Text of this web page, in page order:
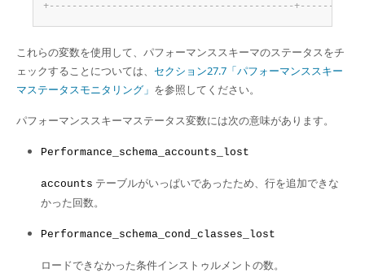
+- - - - - - - - - - - - - - - - - - - - - - - - - - - - - - - - - - - - - - - - - - -+- - - - - -
これらの変数を使用して、パフォーマンススキーマのステータスをチ
ェックすることについては、 セクション27.7「パフォーマンススキー
マステータスモニタリング」 を参照してください。
パフォーマンススキーマステータス変数には次の意味があります。
Performance_schema_accounts_lost
accounts テーブルがいっぱいであったため、行を追加できな
かった回数。
Performance_schema_cond_classes_lost
ロードできなかった条件インストゥルメントの数。